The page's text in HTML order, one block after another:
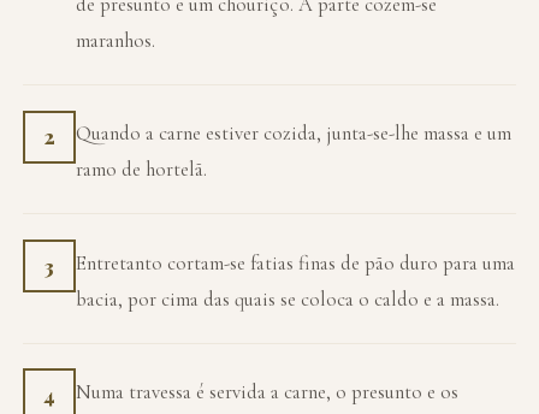
maranhos.
2
Quando a carne estiver cozida, junta-se-lhe massa e um
ramo de hortelã.
3
Entretanto cortam-se fatias finas de pão duro para uma
bacia, por cima das quais se coloca o caldo e a massa.
4
Numa travessa é servida a carne, o presunto e os